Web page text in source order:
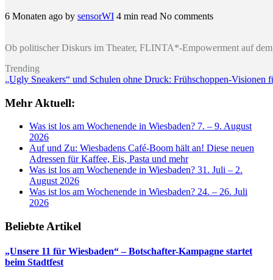
6 Monaten ago by sensorWI 4 min read No comments
Ob politischer Diskurs im Theater, FLINTA*-Empowerment auf
Trending
„Ugly Sneakers“ und Schulen ohne Druck: Frühschoppen-Visionen
Mehr Aktuell:
Was ist los am Wochenende in Wiesbaden? 7. – 9. August
2026
Auf und Zu: Wiesbadens Café-Boom hält an! Diese neuen
Adressen für Kaffee, Eis, Pasta und mehr
Was ist los am Wochenende in Wiesbaden? 31. Juli – 2.
August 2026
Was ist los am Wochenende in Wiesbaden? 24. – 26. Juli
2026
Beliebte Artikel
„Unsere 11 für Wiesbaden“ – Botschafter-Kampagne startet
beim Stadtfest